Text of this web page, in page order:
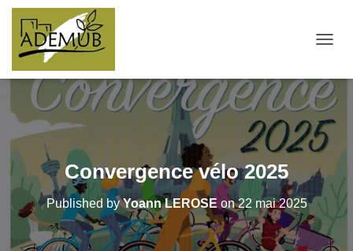
Convergence vélo 2025
Published byYoann LEROSE on22 mai 2025